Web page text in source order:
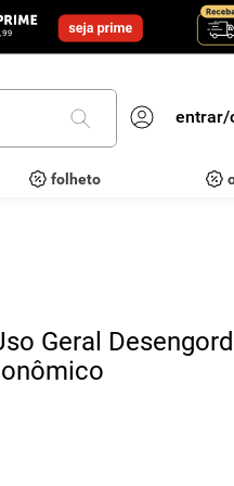
entrar/
folheto
Geral